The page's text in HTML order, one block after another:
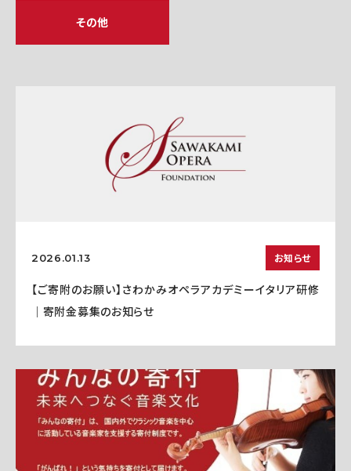
その他
2026.01.13 お知らせ
【ご寄附のお願い】さわかみオペラアカデミーイタリア研修
｜寄附金募集のお知らせ